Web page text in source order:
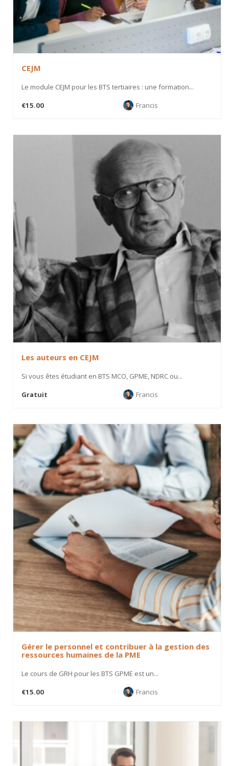
CEJM
Le module CEJM pour les BTS tertiaires : une formation...
€15.00
Francis
Les auteurs en CEJM
Si vous êtes étudiant en BTS MCO, GPME, NDRC ou...
Gratuit
Francis
Gérer le personnel et contribuer à la gestion des
ressources humaines de la PME
Le cours de GRH pour les BTS GPME est un...
€15.00
Francis